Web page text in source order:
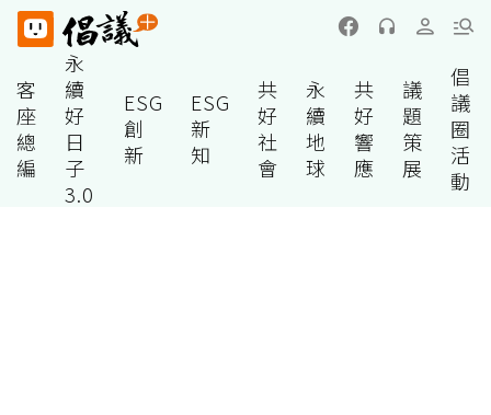
客
座
總
編
永
續
好
日
子
3.0
ESG
創
新
ESG
新
知
共
好
社
會
永
續
地
球
共
好
響
應
議
題
策
展
倡
議
圈
活
動